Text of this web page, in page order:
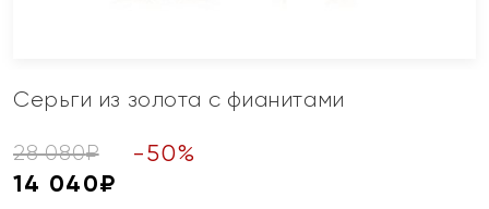
Серьги из золота с фианитами
28 080₽ -50%
14 040₽